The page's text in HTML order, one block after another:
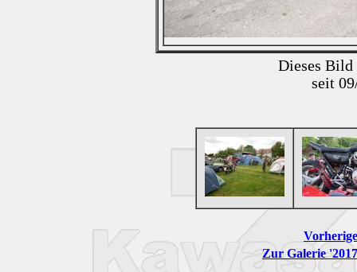
Dieses Bild
seit
Zur Galerie